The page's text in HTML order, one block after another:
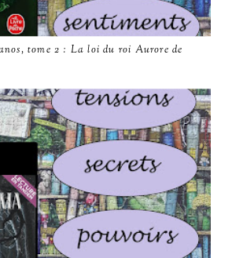
tome 2 : La loi du roi Aurore de